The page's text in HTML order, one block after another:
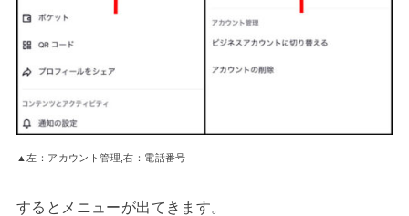
▲左：アカウント管理,右：電話番号
するとメニューが出てきます。